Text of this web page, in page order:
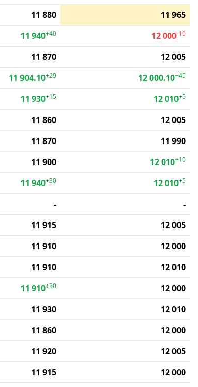
11 880
11 965
11 940+40 12 000-10
11 870
12 005
11 904.10+29 12 000.10+45
11 930+15 12 010+5
11 860
12 005
11 870
11 990
11 900 12 010+10
11 940+30 12 010+5
-
-
11 915
12 005
11 910
12 000
11 910
12 010
11 910+30
12 000
11 930
12 010
11 860
12 000
11 920
12 005
11 915
12 000